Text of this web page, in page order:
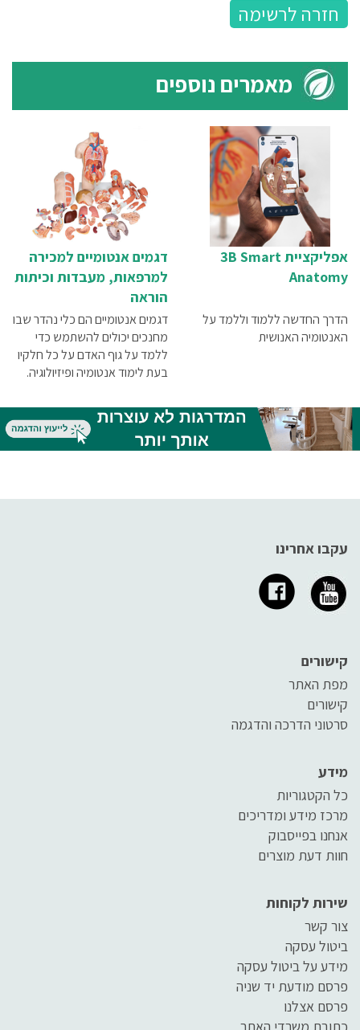
חזרה לרשימה
מאמרים נוספים
דגמים אנטומיים למכירה
למרפאות, מעבדות וכיתות
הוראה
דגמים אנטומיים הם כלי נהדר שבו
מחנכים יכולים להשתמש כדי
ללמד על גוף האדם על כל חלקיו
בעת לימוד אנטומיה ופיזיולוגיה.
אפליקציית 3B Smart
Anatomy
הדרך החדשה ללמוד וללמד על
האנטומיה האנושית
עקבו אחרינו
קישורים
מפת האתר
קישורים
סרטוני הדרכה והדגמה
מידע
כל הקטגוריות
מרכז מידע ומדריכים
אנחנו בפייסבוק
חוות דעת מוצרים
שירות לקוחות
צור קשר
ביטול עסקה
מידע על ביטול עסקה
פרסם מודעת יד שניה
פרסם אצלנו
כתובת משרדי האתר